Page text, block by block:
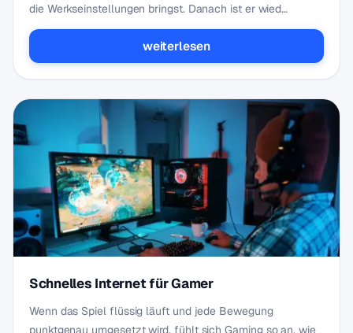
die Werkseinstellungen bringst. Danach ist er wied…
weiterlesen
Schnelles Internet für Gamer
Wenn das Spiel flüssig läuft und jede Bewegung
punktgenau umgesetzt wird, fühlt sich Gaming so an, wie